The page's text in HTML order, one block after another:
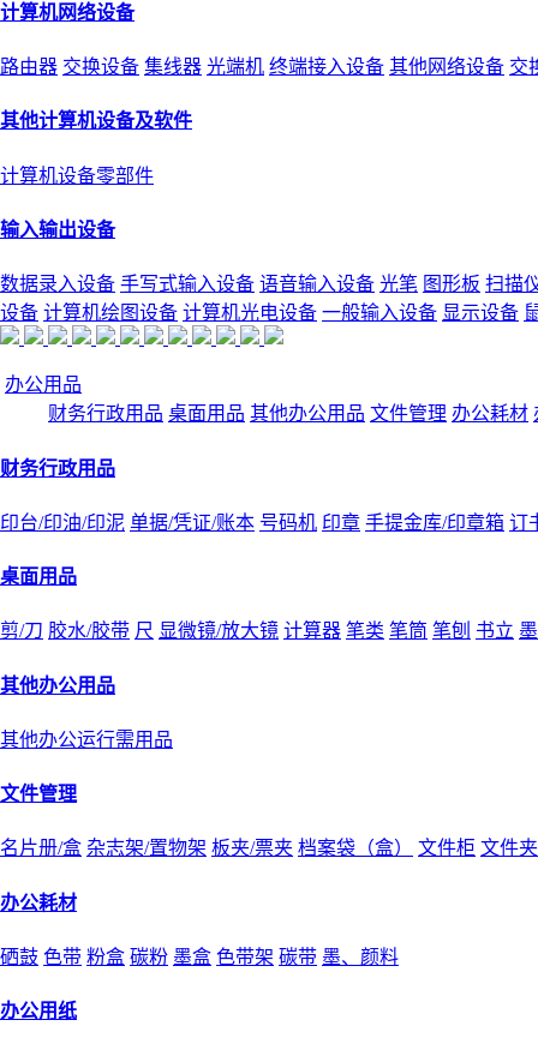
计算机网络设备
路由器 交换设备 集线器 光端机 终端接入设备 其他网络设备 交
其他计算机设备及软件
计算机设备零部件
输入输出设备
数据录入设备 手写式输入设备 语音输入设备 光笔 图形板 扫描
设备 计算机绘图设备 计算机光电设备 一般输入设备 显示设备
办公用品
财务行政用品 桌面用品 其他办公用品 文件管理 办公耗材
财务行政用品
印台/印油/印泥 单据/凭证/账本 号码机 印章 手提金库/印章箱 订
桌面用品
剪/刀 胶水/胶带 尺 显微镜/放大镜 计算器 笔类 笔筒 笔刨 书立
其他办公用品
其他办公运行需用品
文件管理
名片册/盒 杂志架/置物架 板夹/票夹 档案袋（盒） 文件柜 文件
办公耗材
硒鼓 色带 粉盒 碳粉 墨盒 色带架 碳带 墨、颜料
办公用纸